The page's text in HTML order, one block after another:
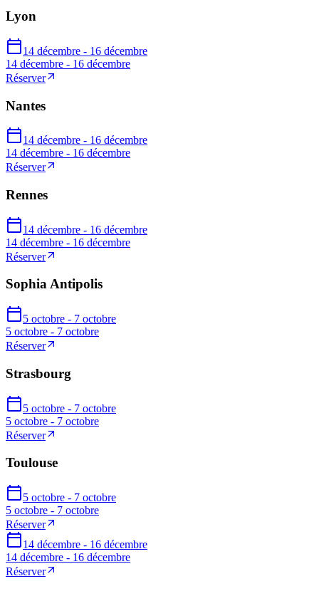
Lyon
14 décembre - 16 décembre
14 décembre - 16 décembre
Réserver
Nantes
14 décembre - 16 décembre
14 décembre - 16 décembre
Réserver
Rennes
14 décembre - 16 décembre
14 décembre - 16 décembre
Réserver
Sophia Antipolis
5 octobre - 7 octobre
5 octobre - 7 octobre
Réserver
Strasbourg
5 octobre - 7 octobre
5 octobre - 7 octobre
Réserver
Toulouse
5 octobre - 7 octobre
5 octobre - 7 octobre
Réserver
14 décembre - 16 décembre
14 décembre - 16 décembre
Réserver